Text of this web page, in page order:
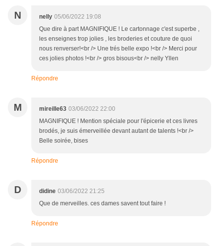
N nelly 05/06/2022 19:08
Que dire à part MAGNIFIQUE ! Le cartonnage c'est superbe ,
les enseignes trop jolies , les broderies et couture de quoi
nous renverser!<br /> Une trés belle expo !<br /> Merci pour
ces jolies photos !<br /> gros bisous<br /> nelly Yllen
Répondre
M mireille63 03/06/2022 22:00
MAGNIFIQUE ! Mention spéciale pour l'épicerie et ces livres
brodés, je suis émerveillée devant autant de talents !<br />
Belle soirée, bises
Répondre
D didine 03/06/2022 21:25
Que de merveilles. ces dames savent tout faire !
Répondre